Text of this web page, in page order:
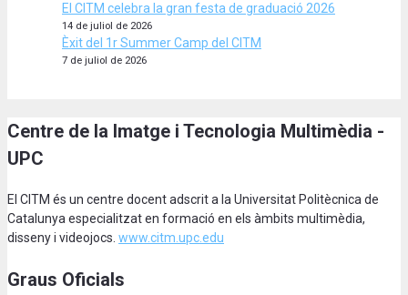
El CITM celebra la gran festa de graduació 2026
14 de juliol de 2026
Èxit del 1r Summer Camp del CITM
7 de juliol de 2026
Centre de la Imatge i Tecnologia Multimèdia -
UPC
El CITM és un centre docent adscrit a la Universitat Politècnica de
Catalunya especialitzat en formació en els àmbits multimèdia,
disseny i videojocs. www.citm.upc.edu
Graus Oficials